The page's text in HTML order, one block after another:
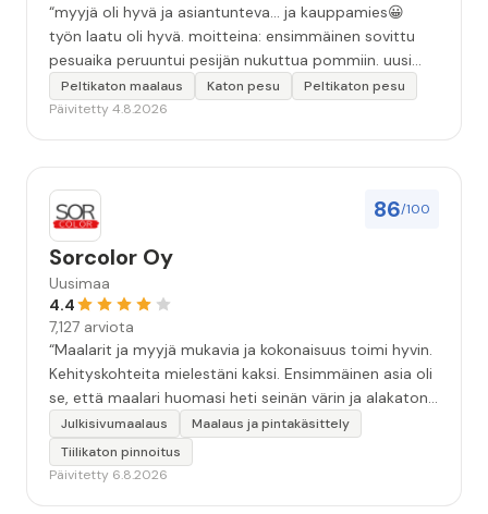
“myyjä oli hyvä ja asiantunteva... ja kauppamies😀
työn laatu oli hyvä. moitteina: ensimmäinen sovittu
pesuaika peruuntui pesijän nukuttua pommiin. uusi
aika piti ja työn jälki oikein hyvää ja osaavaa. toinen
murhe tuli koska olimme matkoilla ja jossain
vuorokautta pihalle...kunnes naapuri uskaltautui
pihallemme ja sulki hanan. Hieman siis tarkkuutta
hommiin ja hyvä tulee. ”
Peltikaton maalaus Katon pesu
Peltikaton pesu
Päivitetty 4.8.2026
86/100
Sorcolor Oy
Uusimaa
4.4
7,127 arviota
“Maalarit ja myyjä mukavia ja kokonaisuus toimi hyvin.
Kehityskohteita mielestäni kaksi. Ensimmäinen asia oli
se, että maalari huomasi heti seinän värin ja alakaton
värin erot mitä en huomannut. Hyvä toki että siinä
kohtaa huomattu mutta toki optimaalisessa
tilanteessa myyjä olisi jo kiinnittänyt tähän huomiota.
Julkisivumaalaus
Maalaus ja pintakäsittely
Tiilikaton pinnoitus
Päivitetty 6.8.2026